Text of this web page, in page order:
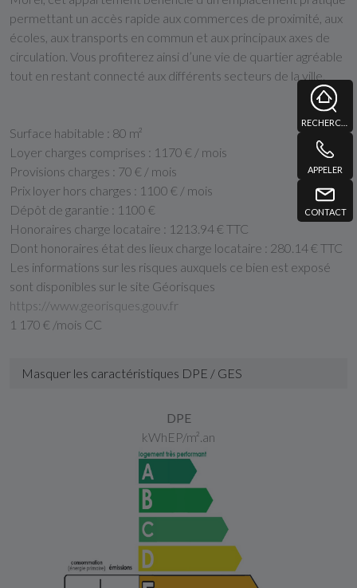
APPELER
CONTACT
permettant un accès rapide aux commerces de proximité, aux
écoles, aux transports en commun et aux principaux axes de
circulation. Vous profiterez ainsi d’une vie de quartier agréable
tout en restant connecté aux différents secteurs de la ville.
Surface habitable : 80 m²
Loyer charges comprises : 1170 € / mois
Provisions charges : 70 € / mois
Prix loyer hors charges : 1100 € / mois
Dépôt de garantie : 1100 €
Honoraires charge locataire : 1213.94 € TTC
Dont honoraires état des lieux charge locataire : 280.14 € TTC
Les informations sur les risques auxquels ce bien est exposé
sont disponibles sur le site Géorisques
https://www.georisques.gouv.fr
1 170 € /mois CC
Masquer les caractéristiques DPE / GES
DPE
kWhEP/m².an